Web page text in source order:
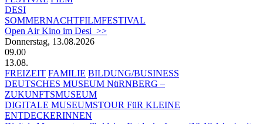
DESI
SOMMERNACHTFILMFESTIVAL
Open Air Kino im Desi >>
Donnerstag, 13.08.2026
09.00
13.08.
FREIZEIT FAMILIE BILDUNG/BUSINESS
DEUTSCHES MUSEUM NüRNBERG –
ZUKUNFTSMUSEUM
DIGITALE MUSEUMSTOUR FüR KLEINE
ENTDECKERINNEN